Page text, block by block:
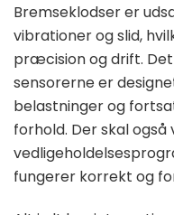
Bremseklodser er
vibrationer og slid,
præcision og drift.
sensorerne er
belastninger og
forhold. Der skal
fungerer korrekt og